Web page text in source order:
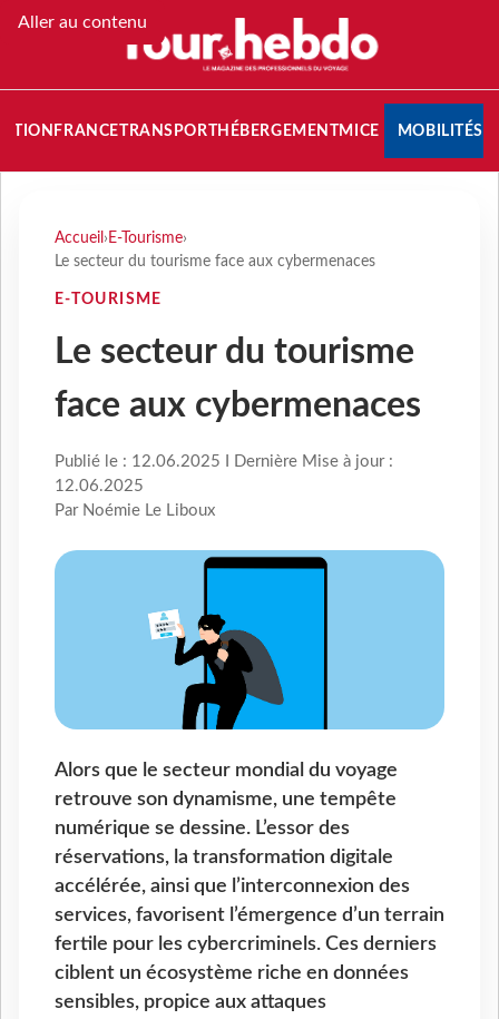
Aller au contenu
FRANCETRANSPORT HÉBERGEMENTMICE MOBILITÉS
Accueil › E-Tourisme›
Le secteur du tourisme face aux cybermenaces
E-TOURISME
Le secteur du tourisme
face aux cybermenaces
Publié le : 12.06.2025 I Dernière Mise à jour :
12.06.2025
Par Noémie Le Liboux
Alors que le secteur mondial du voyage
retrouve son dynamisme, une tempête
numérique se dessine. L’essor des
réservations, la transformation digitale
accélérée, ainsi que l’interconnexion des
services, favorisent l’émergence d’un terrain
fertile pour les cybercriminels. Ces derniers
ciblent un écosystème riche en données
sensibles, propice aux attaques